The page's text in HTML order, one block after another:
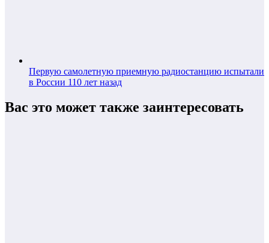
Первую самолетную приемную радиостанцию испытали
в России 110 лет назад
Вас это может также заинтересовать